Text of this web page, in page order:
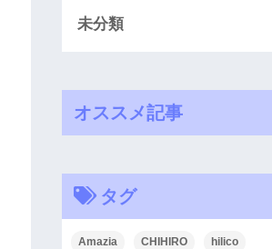
未分類
オススメ記事
タグ
Amazia CHIHIRO hilico